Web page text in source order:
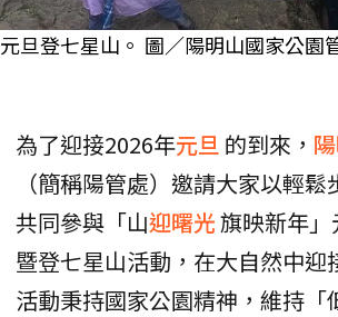
元旦登七星山。 圖／陽明山國家公園
為了迎接2026年元旦 的到來，
（簡稱陽管處）邀請大家以輕鬆
共同參與「山迎曙光旗映新年
暨登七星山活動，在大自然中迎
活動秉持國家公園精神，維持「